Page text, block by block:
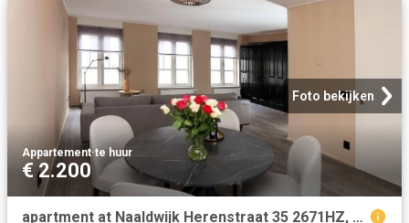
Foto bekijken
Appartement·te huur
€ 2.200
apartment at Naaldwijk Herenstraat 35 2671HZ, Netherlands